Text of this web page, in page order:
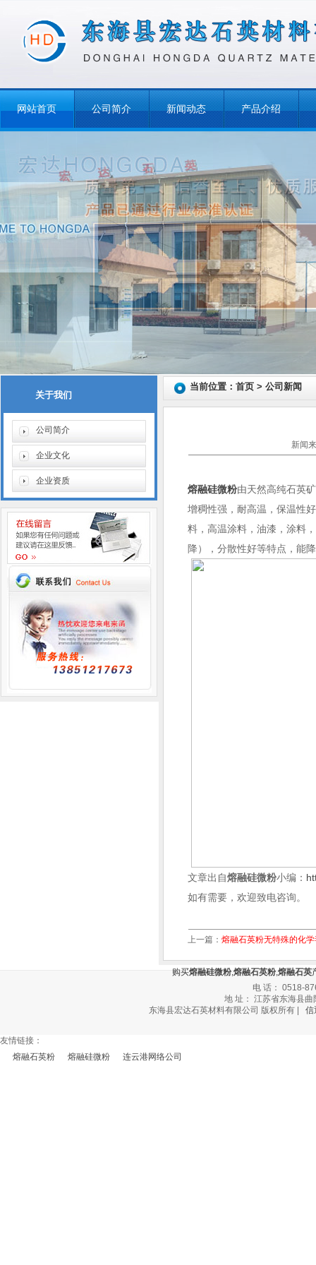
网站首页 公司简介 新闻动态 产品介绍
关于我们
公司简介
企业文化
企业资质
当前位置：首页 > 公司新闻
新闻
熔融硅微粉由天然高纯石英
增稠性强，耐高温，保温性
料，高温涂料，油漆，涂料
降），分散性好等特点，能
文章出自熔融硅微粉小编：
如有需要，欢迎致电咨询。
上一篇：熔融石英粉无特殊的化
购买熔融硅微粉,熔融石英粉,熔融石英
电 话： 0518-
地 址： 江苏省东海县
东海县宏达石英材料有限公司 版权所有 |信
友情链接：
熔融石英粉
熔融硅微粉 连云港网络公司